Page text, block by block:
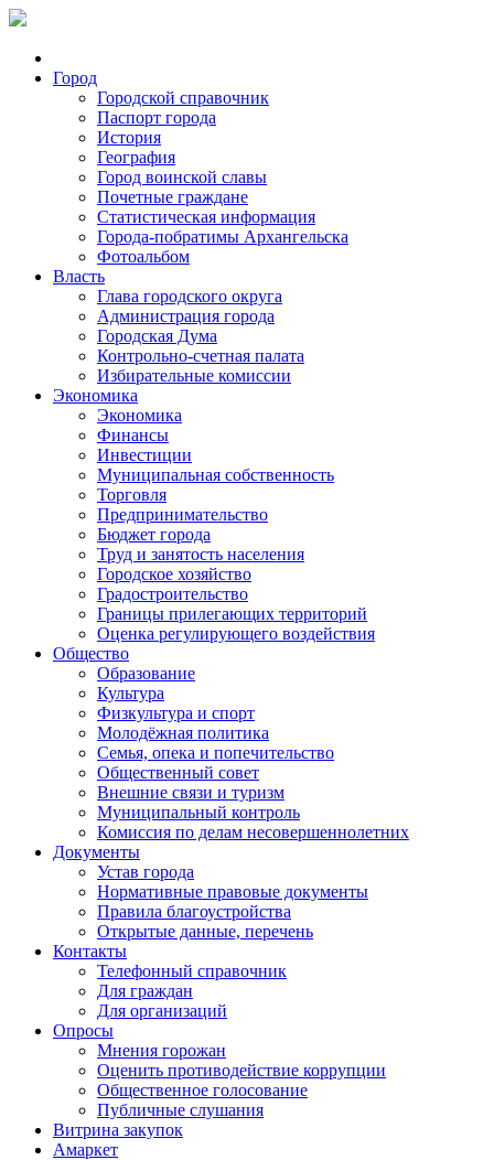
Город
Городской справочник
Паспорт города
История
География
Город воинской славы
Почетные граждане
Статистическая информация
Города-побратимы Архангельска
Фотоальбом
Власть
Глава городского округа
Администрация города
Городская Дума
Контрольно-счетная палата
Избирательные комиссии
Экономика
Экономика
Финансы
Инвестиции
Муниципальная собственность
Торговля
Предпринимательство
Бюджет города
Труд и занятость населения
Городское хозяйство
Градостроительство
Границы прилегающих территорий
Оценка регулирующего воздействия
Общество
Образование
Культура
Физкультура и спорт
Молодёжная политика
Семья, опека и попечительство
Общественный совет
Внешние связи и туризм
Муниципальный контроль
Комиссия по делам несовершеннолетних
Документы
Устав города
Нормативные правовые документы
Правила благоустройства
Открытые данные, перечень
Контакты
Телефонный справочник
Для граждан
Для организаций
Опросы
Мнения горожан
Оценить противодействие коррупции
Общественное голосование
Публичные слушания
Витрина закупок
Амаркет